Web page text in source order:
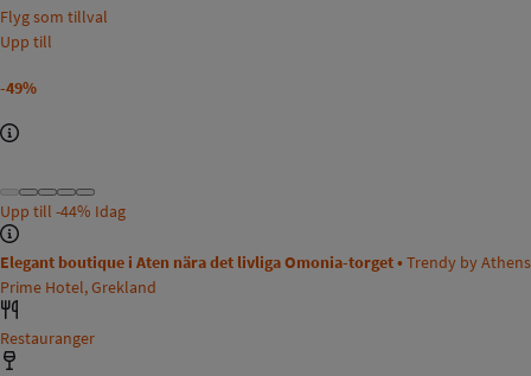
Flyg som tillval
Upp till
-49%
Upp till -44% Idag
Elegant boutique i Aten nära det livliga Omonia-torget • Trendy by Athens
Prime Hotel, Grekland
Restauranger